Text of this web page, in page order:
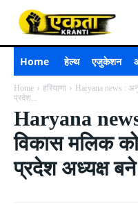
Home हेल्थ एजुकेशन
Home हरियाणा
Haryana news :
प्रदेश...
Haryana
विकास मलिक को
प्रदेश अध्यक्ष बने